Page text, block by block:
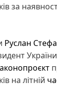
за
Руслан
України
на літній